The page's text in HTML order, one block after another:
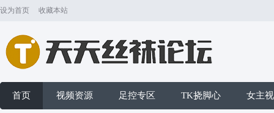
设为首页 收藏本站
首页 视频资源 足控专区 TK挠脚心 女主